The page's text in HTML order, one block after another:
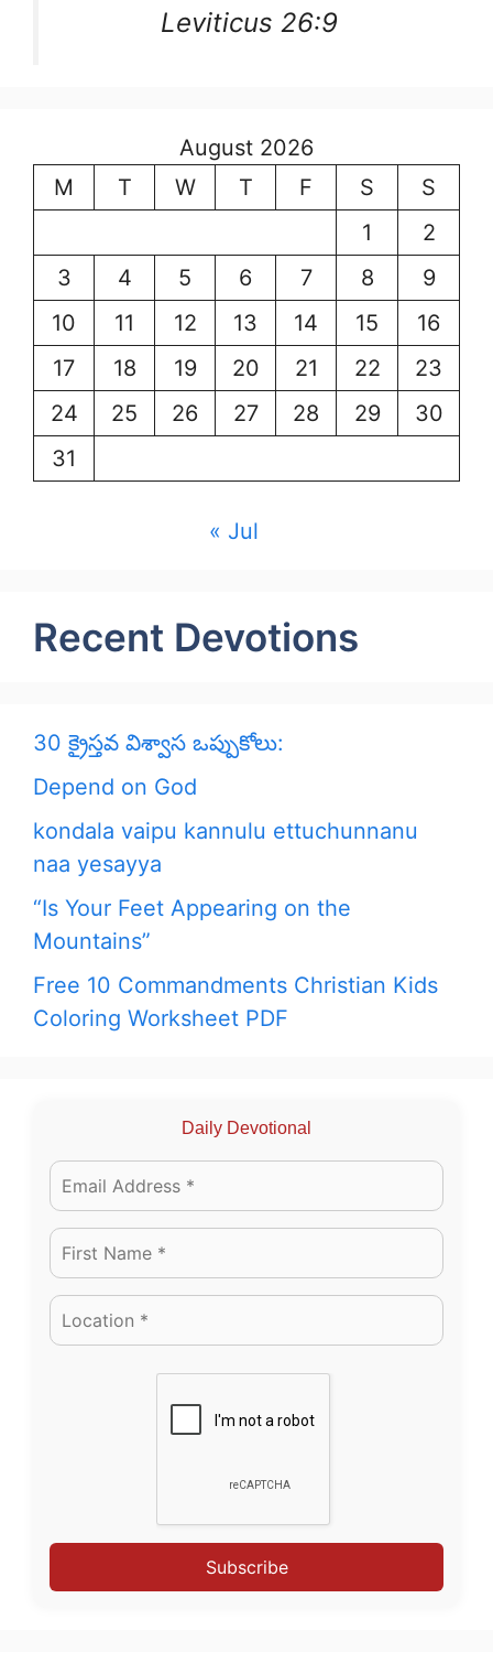
Leviticus 26:9
August 2026
M
T W T F S
S
1
2
3
4 5 6 7 8
9
10
11 12 13 14 15
16
17
18 19 20 21 22
23
24
25 26 27 28 29
30
31
« Jul
Recent Devotions
30 క్రైస్తవ విశ్వాస ఒప్పుకోలు:
Depend on God
kondala vaipu kannulu ettuchunnanu
naa yesayya
“Is Your Feet Appearing on the
Mountains”
Free 10 Commandments Christian Kids
Coloring Worksheet PDF
Daily Devotional
Subscribe